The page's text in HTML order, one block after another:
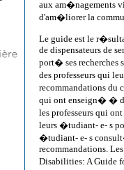
aux am�nagements
d'am�liorer la
Le guide est le
de dispensateurs de
port� ses
des professeurs qui
recommandations du
qui ont enseign� �
les professeurs qui
leurs �tudiant- e- s
�tudiant- e- s
recommandations.
Disabilities: A Guide